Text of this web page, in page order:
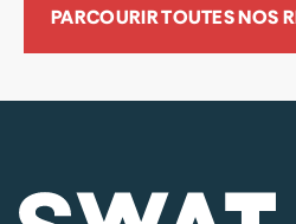
PARCOURIR TOUTES NOS